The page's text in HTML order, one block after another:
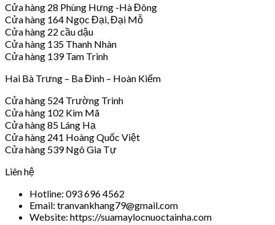
Cửa hàng 28 Phùng Hưng -Hà Đông
Cửa hàng 164 Ngọc Đại, Đại Mỗ
Cửa hàng 22 cầu dậu
Cửa hàng 135 Thanh Nhàn
Cửa hàng 139 Tam Trinh
Hai Bà Trưng – Ba Đình – Hoàn Kiếm
Cửa hàng 524 Trường Trinh
Cửa hàng 102 Kim Mã
Cửa hàng 85 Láng Hạ
Cửa hàng 241 Hoàng Quốc Việt
Cửa hàng 539 Ngô Gia Tự
Liên hệ
Hotline: 093 696 4562
Email: tranvankhang79@gmail.com
Website: https://suamaylocnuoctainha.com